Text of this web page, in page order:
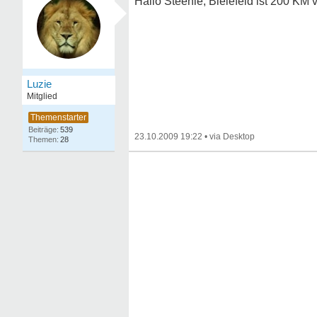
Luzie
Mitglied
539
28
23.10.2009 19:22 •